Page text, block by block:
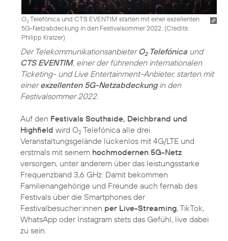
O2Telefónica und CTS EVENTIM starten mit einer exzellenten
5G-Netzabdeckung in den Festivalsommer 2022. (Credits:
Philipp Kratzer)
Der Telekommunikationsanbieter O2Telefónica und
CTS EVENTIM, einer der führenden internationalen
Ticketing- und Live Entertainment-Anbieter, starten mit
einerexzellenten 5G-Netzabdeckungin den
Festivalsommer 2022.
Auf den Festivals Southside, Deichbrand und
Highfield wird O2 Telefónica alle drei
Veranstaltungsgelände lückenlos mit 4G/LTE und
erstmals mit seinem hochmodernen 5G-Netz
versorgen, unter anderem über das leistungsstarke
Frequenzband 3,6 GHz. Damit bekommen
Familienangehörige und Freunde auch fernab des
Festivals über die Smartphones der
Festivalbesucher:innen per Live-Streaming, TikTok,
WhatsApp oder Instagram stets das Gefühl, live dabei
zu sein.